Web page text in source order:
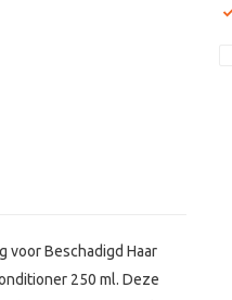
voor Beschadigd Haar
250 ml. Deze